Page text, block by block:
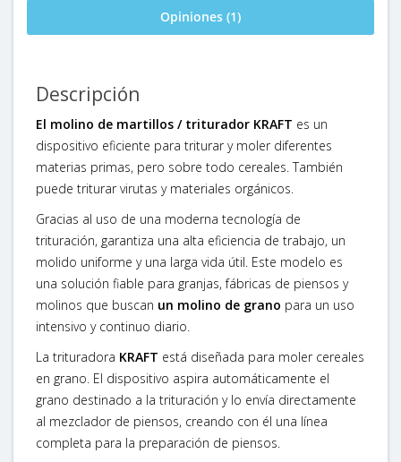
Opiniones (1)
Descripción
El molino de martillos / triturador KRAFT es un
dispositivo eficiente para triturar y moler diferentes
materias primas, pero sobre todo cereales. También
puede triturar virutas y materiales orgánicos.
Gracias al uso de una moderna tecnología de
trituración, garantiza una alta eficiencia de trabajo, un
molido uniforme y una larga vida útil. Este modelo es
una solución fiable para granjas, fábricas de piensos y
molinos que buscan un molino de grano para un uso
intensivo y continuo diario.
La trituradora KRAFT está diseñada para moler cereales
en grano. El dispositivo aspira automáticamente el
grano destinado a la trituración y lo envía directamente
al mezclador de piensos, creando con él una línea
completa para la preparación de piensos.